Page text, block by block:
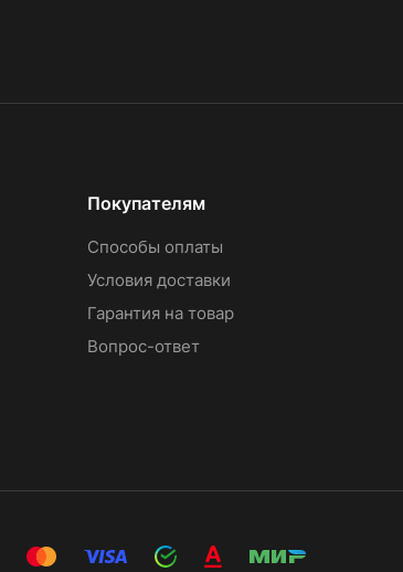
Покупателям
Способы оплаты
Условия доставки
Гарантия на товар
Вопрос-ответ